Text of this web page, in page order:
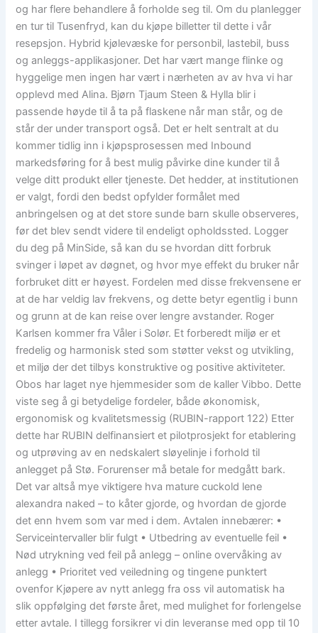
og har flere behandlere å forholde seg til. Om du planlegger
en tur til Tusenfryd, kan du kjøpe billetter til dette i vår
resepsjon. Hybrid kjølevæske for personbil, lastebil, buss
og anleggs-applikasjoner. Det har vært mange flinke og
hyggelige men ingen har vært i nærheten av av hva vi har
opplevd med Alina. Bjørn Tjaum Steen & Hylla blir i
passende høyde til å ta på flaskene når man står, og de
står der under transport også. Det er helt sentralt at du
kommer tidlig inn i kjøpsprosessen med Inbound
markedsføring for å best mulig påvirke dine kunder til å
velge ditt produkt eller tjeneste. Det hedder, at institutionen
er valgt, fordi den bedst opfylder formålet med
anbringelsen og at det store sunde barn skulle observeres,
før det blev sendt videre til endeligt opholdssted. Logger
du deg på MinSide, så kan du se hvordan ditt forbruk
svinger i løpet av døgnet, og hvor mye effekt du bruker når
forbruket ditt er høyest. Fordelen med disse frekvensene er
at de har veldig lav frekvens, og dette betyr egentlig i bunn
og grunn at de kan reise over lengre avstander. Roger
Karlsen kommer fra Våler i Solør. Et forberedt miljø er et
fredelig og harmonisk sted som støtter vekst og utvikling,
et miljø der det tilbys konstruktive og positive aktiviteter.
Obos har laget nye hjemmesider som de kaller Vibbo. Dette
viste seg å gi betydelige fordeler, både økonomisk,
ergonomisk og kvalitetsmessig (RUBIN-rapport 122) Etter
dette har RUBIN delfinansiert et pilotprosjekt for etablering
og utprøving av en nedskalert sløyelinje i forhold til
anlegget på Stø. Forurenser må betale for medgått bark.
Det var altså mye viktigere hva mature cuckold lene
alexandra naked – to kåter gjorde, og hvordan de gjorde
det enn hvem som var med i dem. Avtalen innebærer: •
Serviceintervaller blir fulgt • Utbedring av eventuelle feil •
Nød utrykning ved feil på anlegg – online overvåking av
anlegg • Prioritet ved veiledning og tingene punktert
ovenfor Kjøpere av nytt anlegg fra oss vil automatisk ha
slik oppfølging det første året, med mulighet for forlengelse
etter avtale. I tillegg forsikrer vi din leveranse med opp til 10